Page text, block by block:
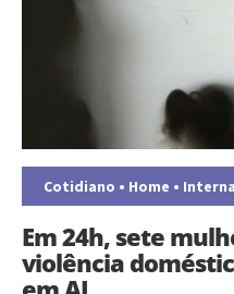
Cotidiano • Home • Interna
Em 24h, sete
violência